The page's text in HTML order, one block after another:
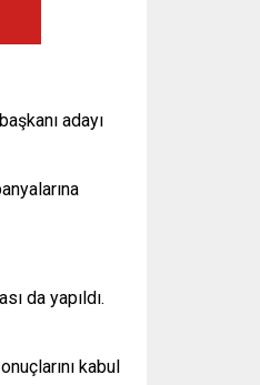
adayı
da yapıldı.
kabul